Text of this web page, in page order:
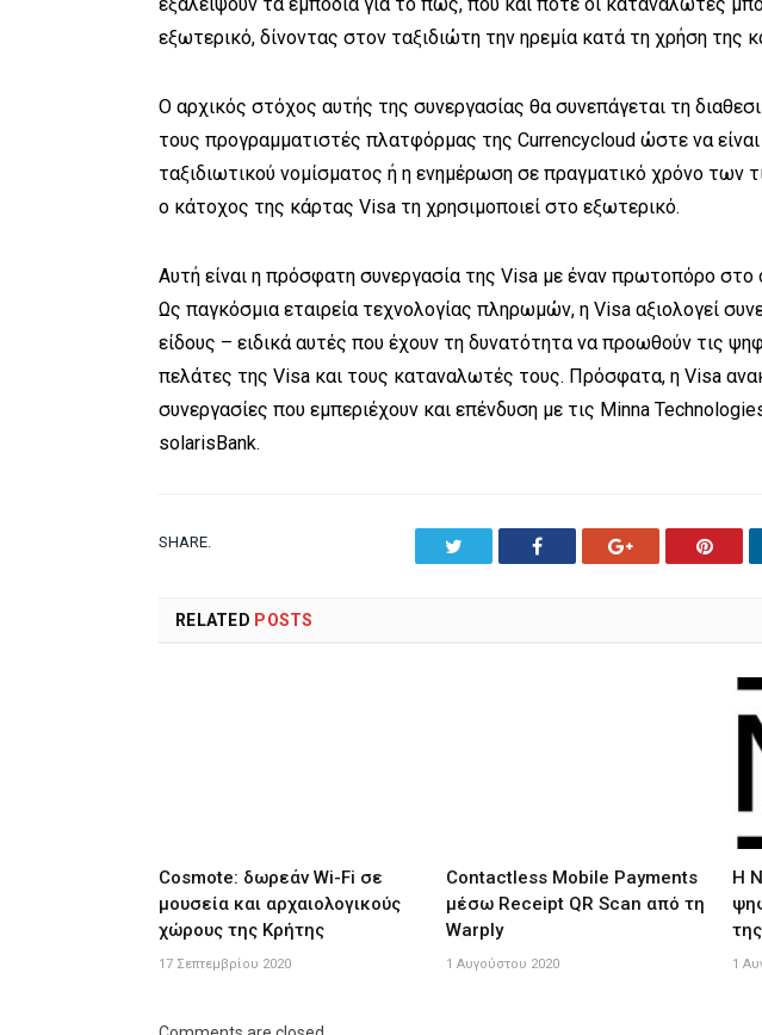
εξωτερικό, δίνοντας στον ταξιδιώτη την ηρεμία κατά τη χρήση της
Ο αρχικός στόχος αυτής της συνεργασίας θα συνεπάγεται τη
τους προγραμματιστές πλατφόρμας της Currencycloud ώστε να
ταξιδιωτικού νομίσματος ή η ενημέρωση σε πραγματικό χρόνο των
ο κάτοχος της κάρτας Visa τη χρησιμοποιεί στο εξωτερικό.
Αυτή είναι η πρόσφατη συνεργασία της Visa με έναν πρωτοπόρο
Ως παγκόσμια εταιρεία τεχνολογίας πληρωμών, η Visa αξιολογεί
είδους – ειδικά αυτές που έχουν τη δυνατότητα να προωθούν τις
πελάτες της Visa και τους καταναλωτές τους. Πρόσφατα, η Visa
συνεργασίες που εμπεριέχουν και επένδυση με τις Minna
solarisBank.
SHARE. Facebook Google+
RELATED POSTS
Cosmote: δωρεάν Wi-Fi σε
μουσεία και αρχαιολογικούς
χώρους της Κρήτης
17 Σεπτεμβρίου 2020
Contactless Mobile Payments
μέσω Receipt QR Scan από τη
Warply
1 Αυγούστου 2020
Η
1